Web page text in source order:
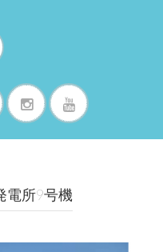
電所9号機